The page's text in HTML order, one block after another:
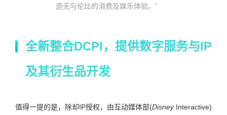
造无与伦比的消费及娱乐体验。”
全新整合DCPI，提供数字服务与IP
及其衍生品开发
值得一提的是，除却IP授权，由互动媒体部(Disney Interactive)